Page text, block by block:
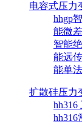
电容式压力
hhgp
能微
智能
能远
能单
扩散硅压力
hh316
hh316